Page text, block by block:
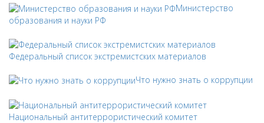
Министерство
образования и науки РФ
Федеральный список экстремистских материалов
Что нужно знать о коррупции
Национальный антитеррористический комитет